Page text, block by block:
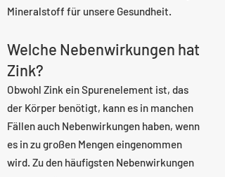
Mineralstoff für unsere Gesundheit.
Welche Nebenwirkungen hat
Zink?
Obwohl Zink ein Spurenelement ist, das
der Körper benötigt, kann es in manchen
Fällen auch Nebenwirkungen haben, wenn
es in zu großen Mengen eingenommen
wird. Zu den häufigsten Nebenwirkungen